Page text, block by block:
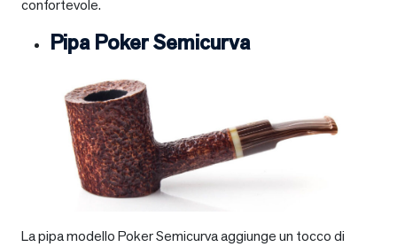
confortevole.
Pipa Poker Semicurva
La pipa modello Poker Semicurva aggiunge un tocco di